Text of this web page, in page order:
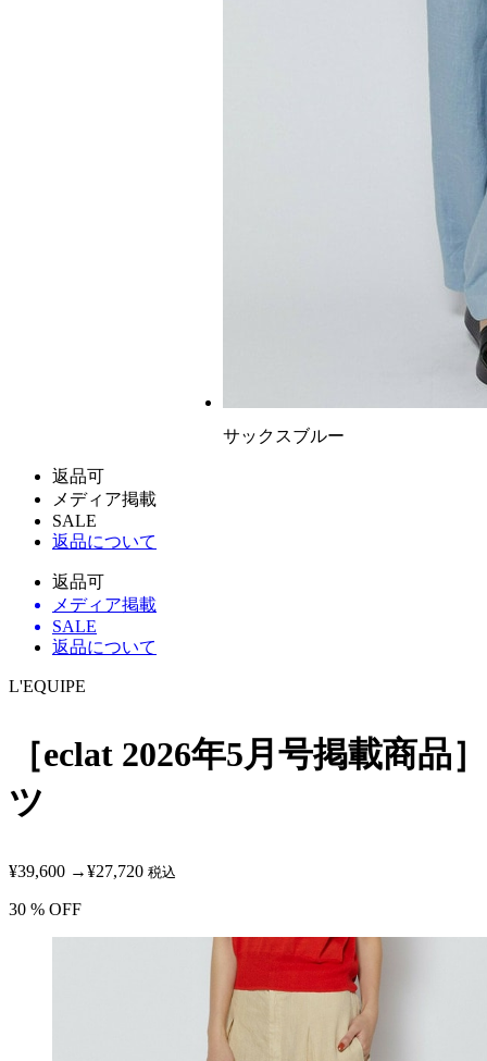
サックスブルー
返品可
メディア掲載
SALE
返品について
返品可
メディア掲載
SALE
返品について
L'EQUIPE
［eclat 2026年5月号掲載商
ツ
¥39,600 →¥27,720 税込
30 % OFF